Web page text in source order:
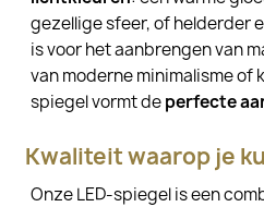
gezellige sfeer, of helderder
is voor het aanbrengen van
van moderne minimalisme of
spiegel vormt deperfecte
Kwaliteit waarop je
Onze LED-spiegel is een